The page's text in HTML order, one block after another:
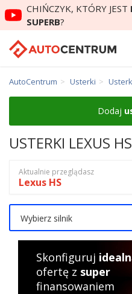
CHIŃCZYK, KTÓRY JEST
SUPERB?
AutoCentrum Usterki
Dodaj
USTERKI LEXUS HS
Aktualnie przeglądasz
Lexus HS
Wybierz silnik
Skonfiguruj
ofertę z super
finansowaniem